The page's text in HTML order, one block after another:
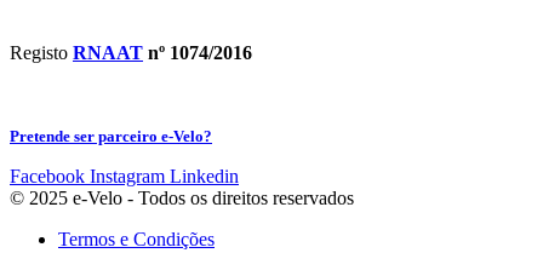
Registo RNAAT nº 1074/2016
Pretende ser parceiro e-Velo?
Facebook Instagram Linkedin
© 2025 e-Velo - Todos os direitos reservados
Termos e Condições